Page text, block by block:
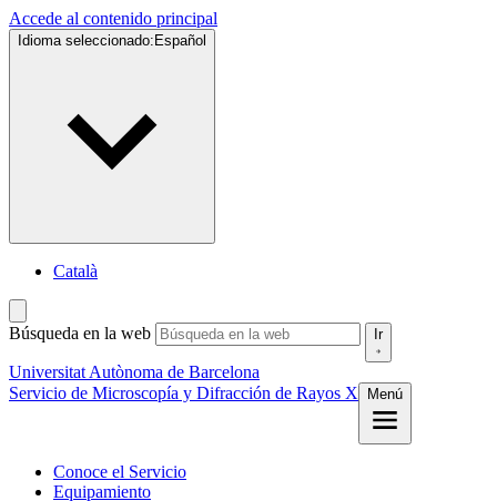
Accede al contenido principal
Idioma seleccionado: Español
Català
Búsqueda en la web Ir
Universitat Autònoma de Barcelona
Servicio de Microscopía y Difracción de Rayos X
Menú
Conoce el Servicio
Equipamiento